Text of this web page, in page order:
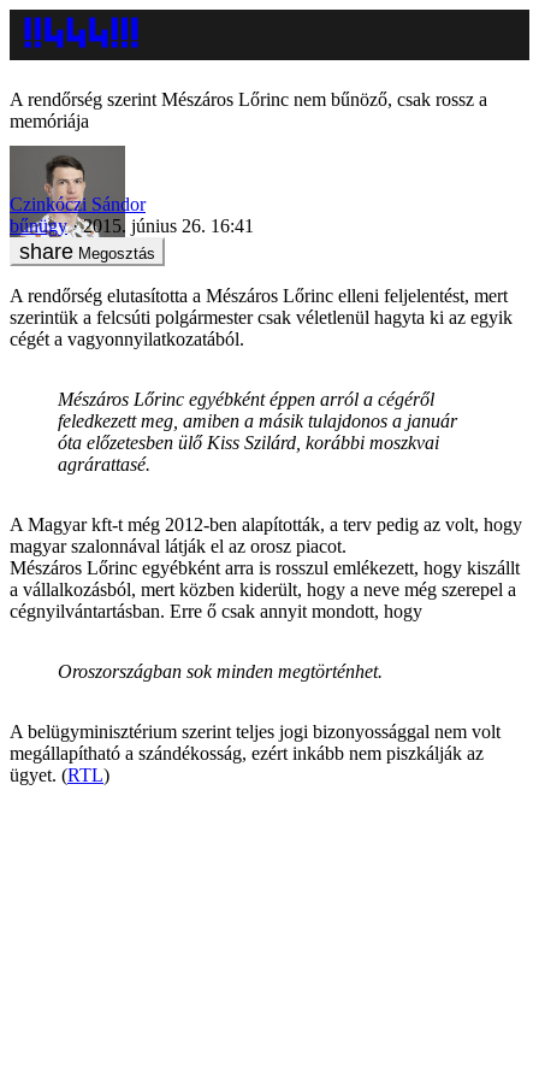
A rendőrség szerint Mészáros Lőrinc nem bűnöző, csak rossz a
memóriája
Czinkóczi Sándor
bűnügy
2015. június 26. 16:41
Megosztás
A rendőrség elutasította a Mészáros Lőrinc elleni feljelentést, mert
szerintük a felcsúti polgármester csak véletlenül hagyta ki az egyik
cégét a vagyonnyilatkozatából.
Mészáros Lőrinc egyébként éppen arról a cégéről
feledkezett meg, amiben a másik tulajdonos a január
óta előzetesben ülő Kiss Szilárd, korábbi moszkvai
agrárattasé.
A Magyar kft-t még 2012-ben alapították, a terv pedig az volt, hogy
magyar szalonnával látják el az orosz piacot.
Mészáros Lőrinc egyébként arra is rosszul emlékezett, hogy kiszállt
a vállalkozásból, mert közben kiderült, hogy a neve még szerepel a
cégnyilvántartásban. Erre ő csak annyit mondott, hogy
Oroszországban sok minden megtörténhet.
A belügyminisztérium szerint teljes jogi bizonyossággal nem volt
megállapítható a szándékosság, ezért inkább nem piszkálják az
ügyet. (RTL)